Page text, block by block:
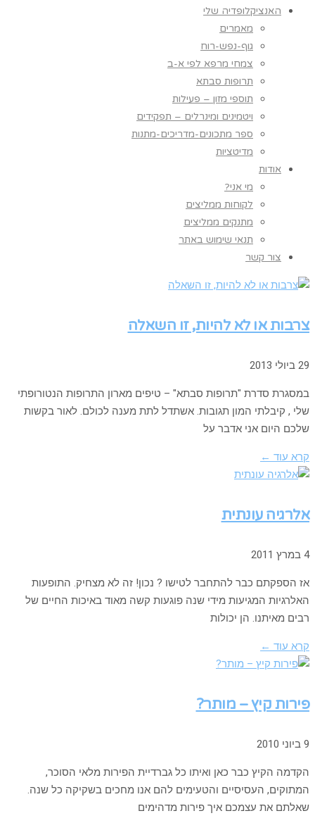
האנציקלופדיה שלי
מאמרים
גוף-נפש-רוח
צמחי מרפא לפי א-ב
תרופות סבתא
תוספי מזון – פעילות
ויטמינים ומינרלים – תפקידים
ספר מתכונים-מדריכים-מתנות
מדיטציות
אודות
מי אני?
לקוחות ממליצים
מתנקים ממליצים
תנאי שימוש באתר
צור קשר
צרבות או לא להיות, זו השאלה
29 ביולי 2013
במסגרת סדרת "תרופות סבתא" – טיפים מארון התרופות הנטורופתי
שלי , קיבלתי המון תגובות. אשתדל לתת מענה לכולם. לאור בקשות
שלכם היום אני אדבר על
קרא עוד ←
אלרגיה עונתית
4 במרץ 2011
אז הספקתם כבר להתחבר לטישו ? נכון! זה לא מצחיק. התופעות
האלרגיות המגיעות מידי שנה פוגעות קשה מאוד באיכות החיים של
רבים מאיתנו. הן יכולות
קרא עוד ←
פירות קיץ – מותר?
9 ביוני 2010
הקדמה הקיץ כבר כאן ואיתו כל גברדיית הפירות מלאי הסוכר,
המתוקים, העסיסיים והטעימים להם אנו מחכים בשקיקה כל שנה.
שאלתם את עצמכם איך פירות מדהימים